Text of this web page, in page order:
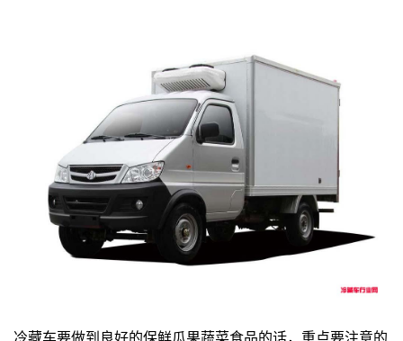
冷藏车要做到良好的保鲜瓜果蔬菜食品的话，重点要注意的